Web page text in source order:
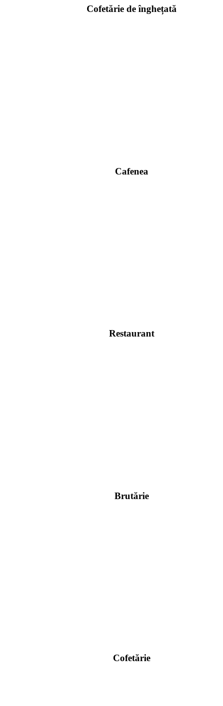
Cofetărie de înghețată
Cafenea
Restaurant
Brutărie
Cofetărie